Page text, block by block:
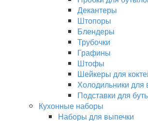
Декантеры
Штопоры
Блендеры
Трубочки
Графины
Штофы
Шейкеры для
Холодильники для
Подставки для
Кухонные наборы
Наборы для выпечки